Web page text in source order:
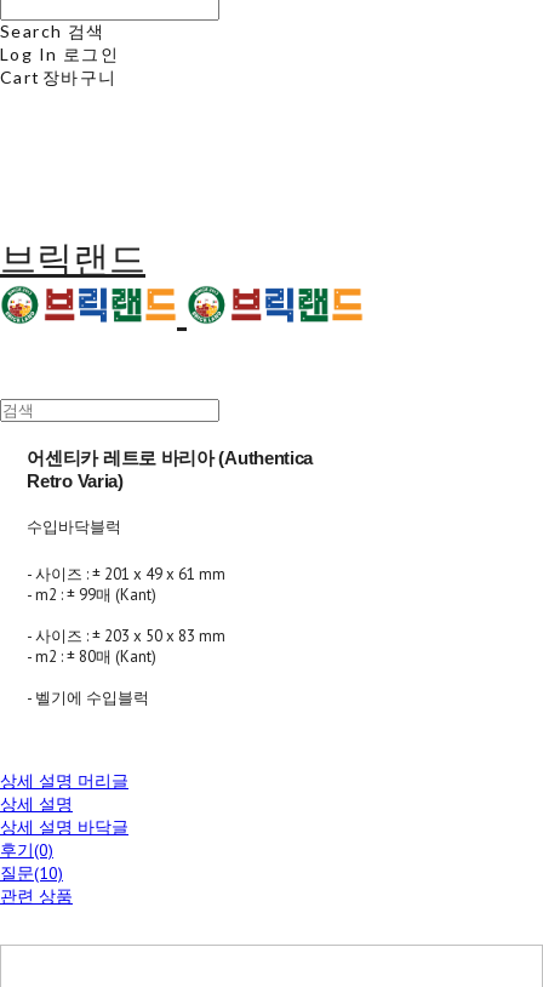
Search 검색
Log In 로그인
Cart 장바구니
브릭랜드
어센티카 레트로 바리아 (Authentica
Retro Varia)
수입바닥블럭
- 사이즈 : ± 201 x 49 x 61 mm
- m2 : ± 99매 (Kant)
- 사이즈 : ± 203 x 50 x 83 mm
- m2 : ± 80매 (Kant)
- 벨기에 수입블럭
상세 설명 머리글
상세 설명
상세 설명 바닥글
후기(0)
질문(10)
관련 상품